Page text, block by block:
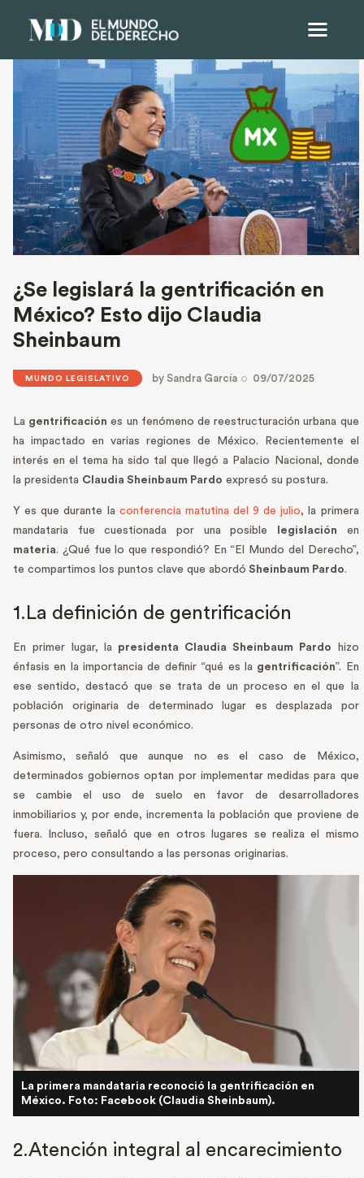
¿Se legislará la gentrificación en
México? Esto dijo Claudia
Sheinbaum
MUNDO LEGISLATIVO bySandra García 09/07/2025
La gentrificación es un fenómeno de reestructuración urbana que
ha impactado en varias regiones de México. Recientemente el
interés en el tema ha sido tal que llegó a Palacio Nacional, donde
la presidenta Claudia Sheinbaum Pardo expresó su postura.
Y es que durante la conferencia matutina del 9 de julio, la primera
mandataria fue cuestionada por una posible
legislación en
materia. ¿Qué fue lo que respondió? En “El Mundo del Derecho”,
te compartimos los puntos clave que abordó Sheinbaum Pardo.
1.La definición de gentrificación
En primer lugar, la presidenta Claudia Sheinbaum Pardo hizo
énfasis en la importancia de definir “qué es la gentrificación”. En
ese sentido, destacó que se trata de un proceso en el que la
población originaria de determinado lugar es desplazada por
personas de otro nivel económico.
Asimismo, señaló que aunque no es el caso de México,
determinados gobiernos optan por implementar medidas para que
se cambie el uso de suelo en favor de desarrolladores
inmobiliarios y, por ende, incrementa la población que proviene de
fuera. Incluso, señaló que en otros lugares se realiza el mismo
proceso, pero consultando a las personas originarias.
La primera mandataria reconoció la gentrificación en
México. Foto: Facebook (Claudia Sheinbaum).
2.Atención integral al encarecimiento